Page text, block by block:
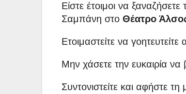
Είστε έτοιμοι να
Σαμπάνη στο Θέατρο
Ετοιμαστείτε να γοητευτείτε
Μην χάσετε την ευκαιρία να
Συντονιστείτε και αφήστε